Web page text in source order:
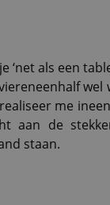
als een
wel
me
aan de
staan.